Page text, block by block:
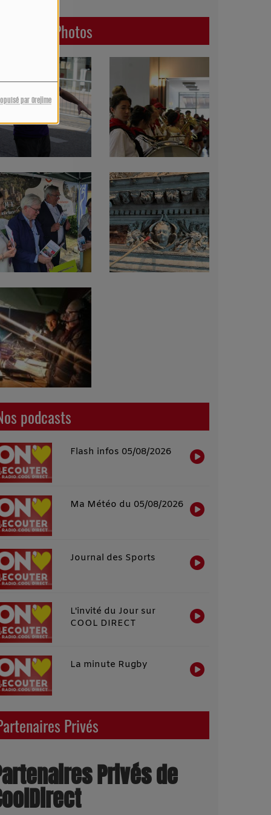
par Orejime
Dernières Photos
podcasts
Flash infos 05/08/2026
Ma Météo du 05/08/2026
Journal des Sports
L'invité du Jour sur
COOL DIRECT
La minute Rugby
Privés
Privés de